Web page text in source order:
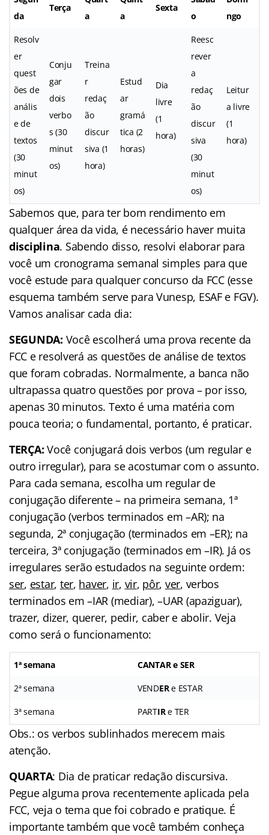
da
Terça
a
a
Sexta
o
ngo
Resolv
er
quest
ões de
anális
e de
textos
(30
minut
os)
Conju
gar
dois
verbo
s (30
minut
os)
Treina
r
redaç
ão
discur
siva (1
hora)
Estud
ar
gramá
tica (2
horas)
Dia
livre
(1
hora)
Reesc
rever
a
redaç
ão
discur
siva
(30
minut
os)
Leitur
a livre
(1
hora)
Sabemos que, para ter bom rendimento em
qualquer área da vida, é necessário haver muita
disciplina. Sabendo disso, resolvi elaborar para
você um cronograma semanal simples para que
você estude para qualquer concurso da FCC (esse
esquema também serve para Vunesp, ESAF e FGV).
Vamos analisar cada dia:
SEGUNDA: Você escolherá uma prova recente da
FCC e resolverá as questões de análise de textos
que foram cobradas. Normalmente, a banca não
ultrapassa quatro questões por prova – por isso,
apenas 30 minutos. Texto é uma matéria com
pouca teoria; o fundamental, portanto, é praticar.
TERÇA: Você conjugará dois verbos (um regular e
outro irregular), para se acostumar com o assunto.
Para cada semana, escolha um regular de
conjugação diferente – na primeira semana, 1ª
conjugação (verbos terminados em –AR); na
segunda, 2ª conjugação (terminados em –ER); na
terceira, 3ª conjugação (terminados em –IR). Já os
irregulares serão estudados na seguinte ordem:
ser, estar, ter, haver, ir, vir, pôr, ver, verbos
terminados em –IAR (mediar), –UAR (apaziguar),
trazer, dizer, querer, pedir, caber e abolir. Veja
como será o funcionamento:
1ª semana CANTARe SER
2ª semana VENDERe ESTAR
3ª semana PARTIRe TER
Obs.: os verbos sublinhados merecem mais
atenção.
QUARTA: Dia de praticar redação discursiva.
Pegue alguma prova recentemente aplicada pela
FCC, veja o tema que foi cobrado e pratique. É
importante também que você também conheça